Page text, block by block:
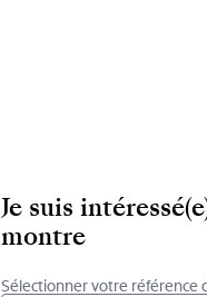
Je suis
montre
Sélectionner votre référence